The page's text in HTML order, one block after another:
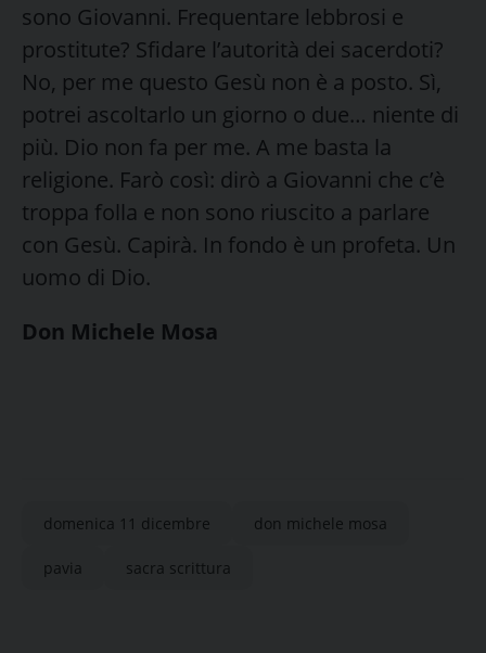
sono Giovanni. Frequentare lebbrosi e
prostitute? Sfidare l’autorità dei sacerdoti?
No, per me questo Gesù non è a posto. Sì,
potrei ascoltarlo un giorno o due… niente di
più. Dio non fa per me. A me basta la
religione. Farò così: dirò a Giovanni che c’è
troppa folla e non sono riuscito a parlare
con Gesù. Capirà. In fondo è un profeta. Un
uomo di Dio.
Don Michele Mosa
domenica 11 dicembre don michele mosa
pavia sacra scrittura